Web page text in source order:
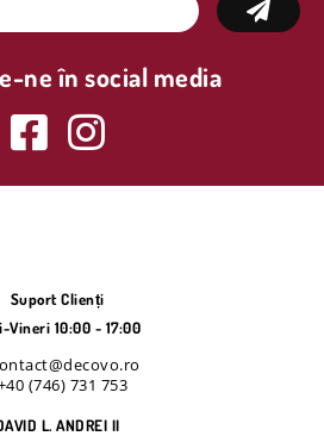
ne în social media
Suport Clienți
Vineri 10:00 - 17:00
(746) 731 753
L. ANDREI II